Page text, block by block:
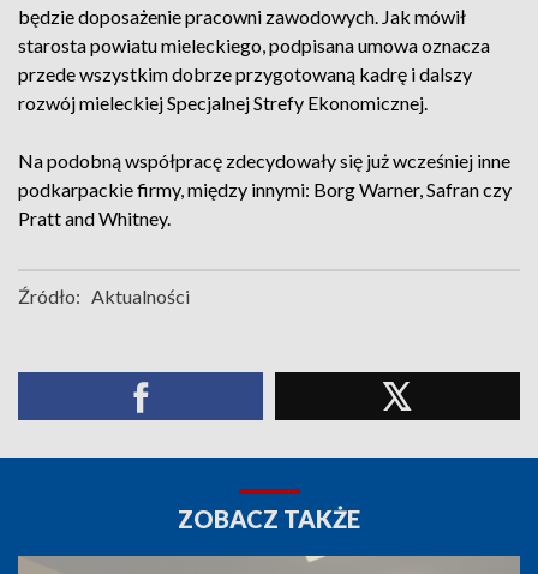
będzie doposażenie pracowni zawodowych. Jak mówił
starosta powiatu mieleckiego, podpisana umowa oznacza
przede wszystkim dobrze przygotowaną kadrę i dalszy
rozwój mieleckiej Specjalnej Strefy Ekonomicznej.
Na podobną współpracę zdecydowały się już wcześniej inne
podkarpackie firmy, między innymi: Borg Warner, Safran czy
Pratt and Whitney.
Źródło: Aktualności
ZOBACZ TAKŻE